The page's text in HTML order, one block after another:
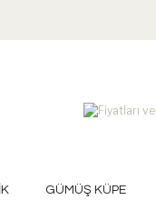
GÜMÜŞ KÜPE